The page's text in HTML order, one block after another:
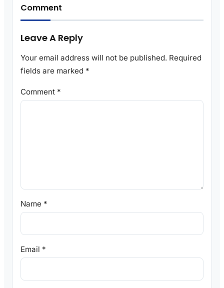
Comment
Leave A Reply
Your email address will not be published. Required
fields are marked *
Comment *
Name *
Email *